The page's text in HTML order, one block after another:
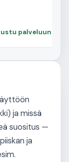
palveluun →
ja missä
suositus —
ja